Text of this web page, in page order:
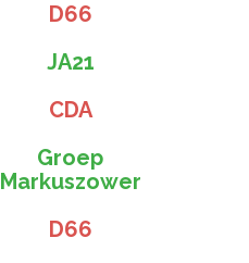
D66
JA21
CDA
Groep
Markuszower
D66